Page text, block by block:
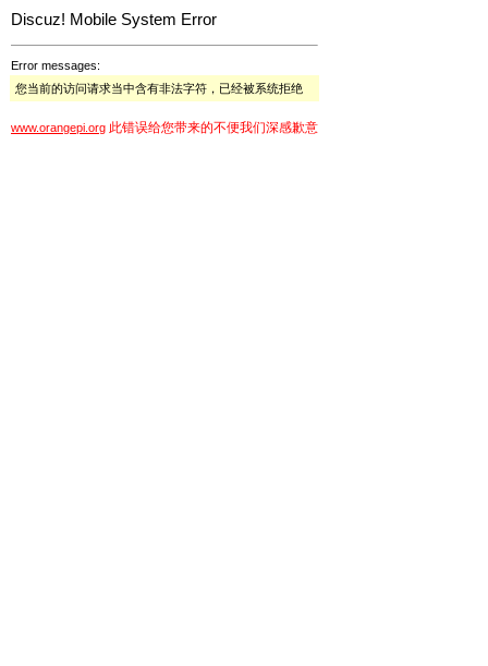
Discuz! Mobile System Error
Error messages:
您当前的访问请求当中含有非法字符，已经被系统拒绝
www.orangepi.org 此错误给您带来的不便我们深感歉意